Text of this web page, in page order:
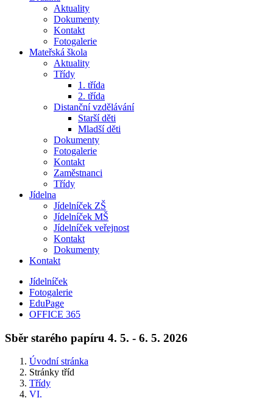
Aktuality
Dokumenty
Kontakt
Fotogalerie
Mateřská škola
Aktuality
Třídy
1. třída
2. třída
Distanční vzdělávání
Starší děti
Mladší děti
Dokumenty
Fotogalerie
Kontakt
Zaměstnanci
Třídy
Jídelna
Jídelníček ZŠ
Jídelníček MŠ
Jídelníček veřejnost
Kontakt
Dokumenty
Kontakt
Jídelníček
Fotogalerie
EduPage
OFFICE 365
Sběr starého papíru 4. 5. - 6. 5. 2026
Úvodní stránka
Stránky tříd
Třídy
VI.